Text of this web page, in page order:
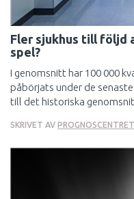
Fler sjukhus till följd
spel?
I genomsnitt har 100 000
påbörjats under de
till det historiska
SKRIVET AV PROGNOSCENTRET